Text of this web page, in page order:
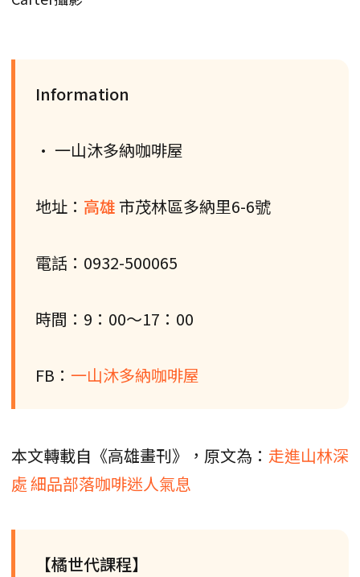
Information
• 一山沐多納咖啡屋
地址： 高雄市茂林區多納里6-6號
電話：0932-500065
時間：9：00～17：00
FB： 一山沐多納咖啡屋
本文轉載自《高雄畫刊》，原文為： 走進山林深
處 細品部落咖啡迷人氣息
【橘世代課程】